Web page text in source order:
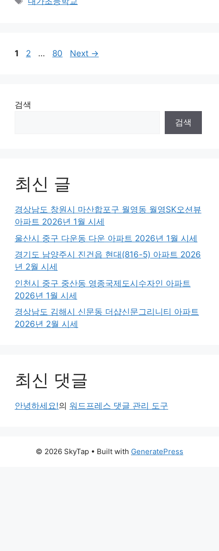
Page
1 Page
2 … Page
80 Next →
검색
검색
최신 글
경상남도 창원시 마산합포구 월영동 월영SK오션뷰
아파트 2026년 1월 시세
울산시 중구 다운동 다운 아파트 2026년 1월 시세
경기도 남양주시 진건읍 현대(816-5) 아파트 2026
년 2월 시세
인천시 중구 중산동 영종국제도시수자인 아파트
2026년 1월 시세
경상남도 김해시 신문동 더샵신문그리니티 아파트
2026년 2월 시세
최신 댓글
안녕하세요!의 워드프레스 댓글 관리 도구
© 2026 SkyTap • Built with GeneratePress